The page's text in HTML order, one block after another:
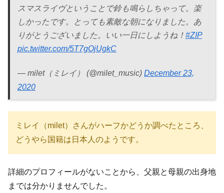
スマスライヴということで鈴も鳴らしちゃって。楽
しかったです。とっても素敵な朝になりました。あ
りがとうございました。いい一日にしようね！ #ZIP
pic.twitter.com/5T7gOjUgkC
— milet（ミレイ） (@milet_music) December 23,
2020
ミレイ（milet）さんがハーフかどうか調べたところ、
どうやら国籍は日本人のようです。
詳細のプロフィールがないことから、父親と母親の出身地
までは分かりませんでした。